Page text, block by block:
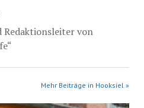
Redaktionsleiter von
Mehr Beiträge in Hooksiel »